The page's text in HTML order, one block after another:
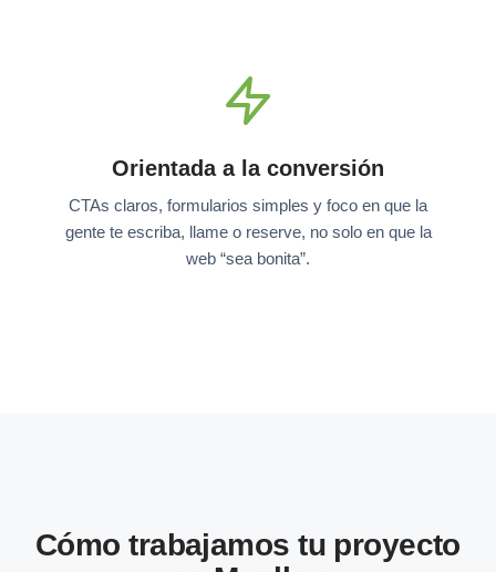
Orientada a la conversión
CTAs claros, formularios simples y foco en que la
gente te escriba, llame o reserve, no solo en que la
web “sea bonita”.
Cómo trabajamos tu proyecto